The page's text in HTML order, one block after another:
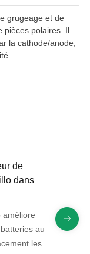
grugeage et de
pièces polaires. Il
la cathode/anode,
de
dans
améliore
au
les